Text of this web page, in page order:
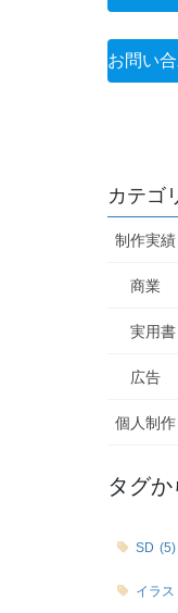
お問い
カテゴ
制作実績
商業
実用書
広告
個人制作
タグ
SD (5)
イラス